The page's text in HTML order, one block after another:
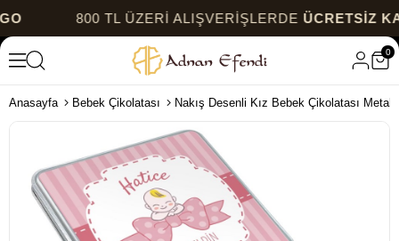
800 TL ÜZERİ ALIŞVERİŞLERDEÜCRETSİZ KARGO
0
Anasayfa Bebek Çikolatası Nakış Desenli Kız Bebek Çikolatası Metal